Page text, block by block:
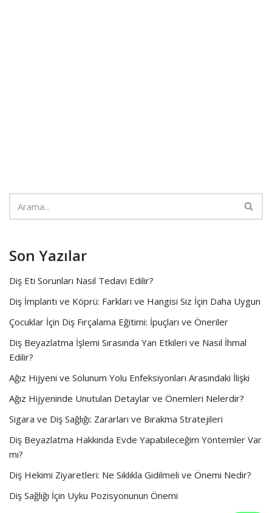
Son Yazılar
Diş Eti Sorunları Nasıl Tedavi Edilir?
Diş İmplantı ve Köprü: Farkları ve Hangisi Siz İçin Daha Uygun
Çocuklar İçin Diş Fırçalama Eğitimi: İpuçları ve Öneriler
Diş Beyazlatma İşlemi Sırasında Yan Etkileri ve Nasıl İhmal
Edilir?
Ağız Hijyeni ve Solunum Yolu Enfeksiyonları Arasındaki İlişki
Ağız Hijyeninde Unutulan Detaylar ve Önemleri Nelerdir?
Sigara ve Diş Sağlığı: Zararları ve Bırakma Stratejileri
Diş Beyazlatma Hakkında Evde Yapabileceğim Yöntemler Var
mı?
Diş Hekimi Ziyaretleri: Ne Sıklıkla Gidilmeli ve Önemi Nedir?
Diş Sağlığı İçin Uyku Pozisyonunun Önemi